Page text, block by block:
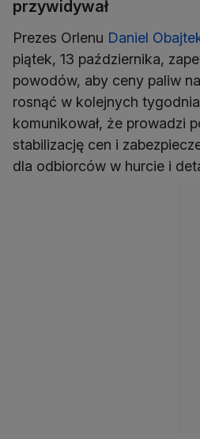
przywidywał
Prezes Orlenu Daniel
piątek, 13 października,
powodów, aby ceny paliw
rosnąć w kolejnych
komunikował, że prowadzi
stabilizację cen i
dla odbiorców w hurcie i